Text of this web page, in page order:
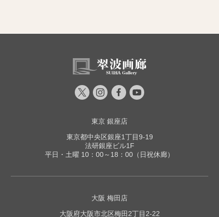
東京 銀座店
東京都中央区銀座1丁目9-19
法研銀座ビル1F
平日・土曜 10：00～18：00（日祝休廊）
大阪 梅田店
大阪府大阪市北区梅田2丁目2-22